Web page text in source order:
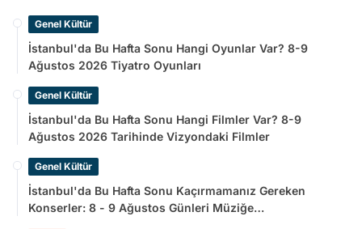
Genel Kültür
İstanbul'da Bu Hafta Sonu Hangi Oyunlar Var? 8-9
Ağustos 2026 Tiyatro Oyunları
Genel Kültür
İstanbul'da Bu Hafta Sonu Hangi Filmler Var? 8-9
Ağustos 2026 Tarihinde Vizyondaki Filmler
Genel Kültür
İstanbul'da Bu Hafta Sonu Kaçırmamanız Gereken
Konserler: 8 - 9 Ağustos Günleri Müziğe